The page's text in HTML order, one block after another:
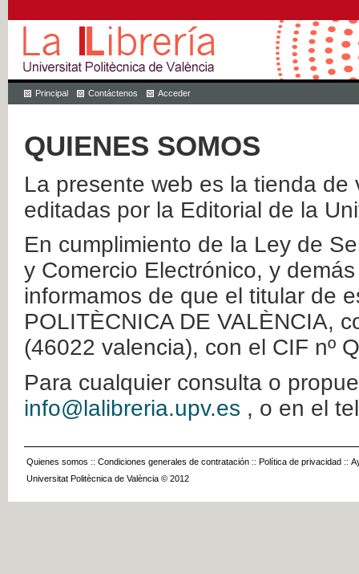
Principal Contáctenos Acceder
QUIENES SOMOS
La presente web es la tienda
editadas por la Editorial de la
En cumplimiento de la Ley de
y Comercio Electrónico, y
informamos de que el titular de
POLITÈCNICA DE VALÈNCIA,
(46022 valencia), con el CIF nº
Para cualquier consulta o
info@lalibreria.upv.es , o en el
Quienes somos :: Condiciones generales de contratación :: Política de privacidad ::
Universitat Politècnica de València © 2012